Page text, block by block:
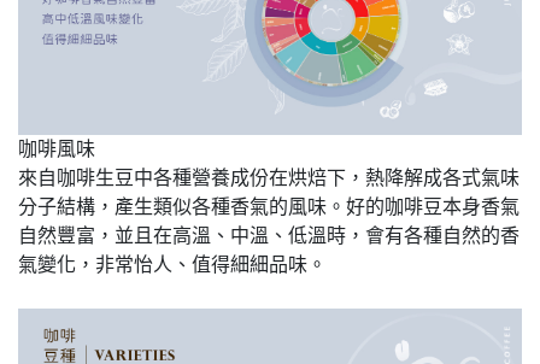
咖啡風味
來自咖啡生豆中各種營養成份在烘焙下，熱降解成各式氣味
分子結構，產生類似各種香氣的風味。好的咖啡豆本身香氣
自然豐富，並且在高溫、中溫、低溫時，會有各種自然的香
氣變化，非常怡人、值得細細品味。